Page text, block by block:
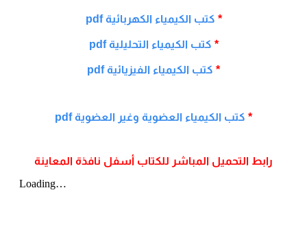
* كتب الكيمياء الكهربائية pdf
* كتب الكيمياء التحليلية pdf
* كتب الكيمياء الفيزيائية pdf
* كتب الكيمياء العضوية وغير العضوية pdf
رابط التحميل المباشر للكتاب أسفل نافذة المعاينة